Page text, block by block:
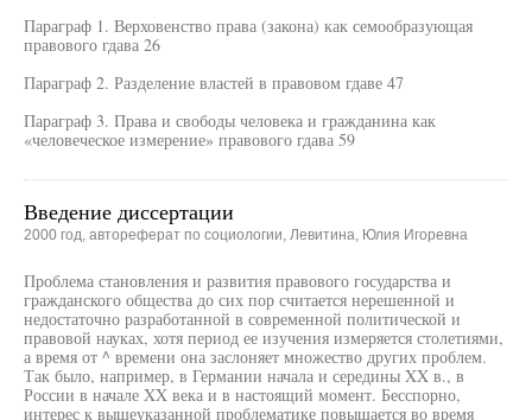
Параграф 1. Верховенство права (закона) как семообразующая
правового гдава 26
Параграф 2. Разделение властей в правовом гдаве 47
Параграф 3. Права и свободы человека и гражданина как
«человеческое измерение» правового гдава 59
Введение диссертации
2000 год, автореферат по социологии, Левитина, Юлия Игоревна
Проблема становления и развития правового государства и
гражданского общества до сих пор считается нерешенной и
недостаточно разработанной в современной политической и
правовой науках, хотя период ее изучения измеряется столетиями,
а время от ^ времени она заслоняет множество других проблем.
Так было, например, в Германии начала и середины XX в., в
России в начале XX века и в настоящий момент. Бесспорно,
интерес к вышеуказанной проблематике повышается во время